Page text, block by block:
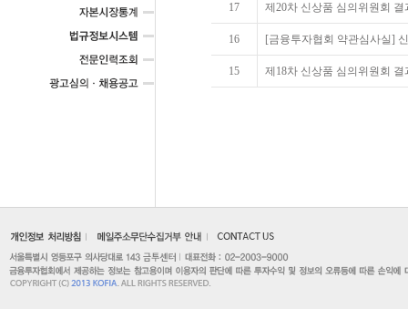
17 제20차 신상품 심의위원회 결
16 [금융투자협회 약관심사실]
15 제18차 신상품 심의위원회 결